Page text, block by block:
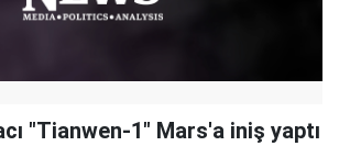
"Tianwen-1" Mars'a iniş yaptı